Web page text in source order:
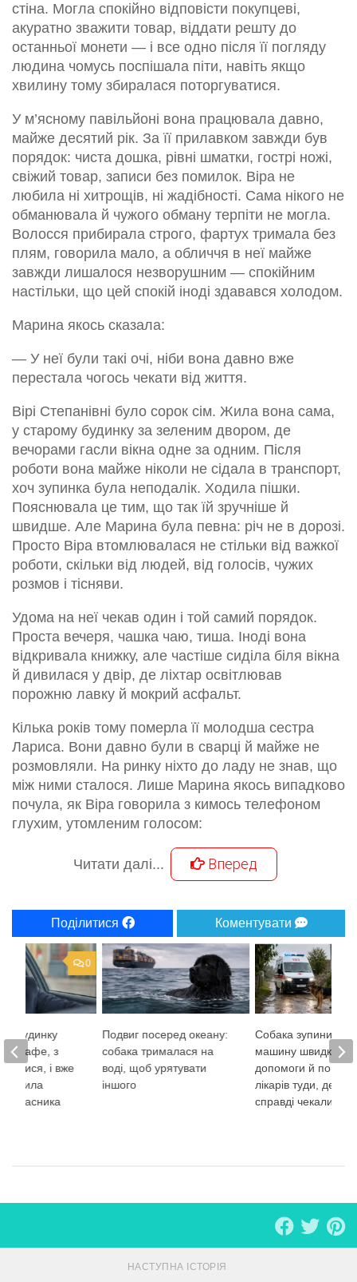
стіна. Могла спокійно відповісти покупцеві,
акуратно зважити товар, віддати решту до
останньої монети — і все одно після її погляду
людина чомусь поспішала піти, навіть якщо
хвилину тому збиралася поторгуватися.
У м’ясному павільйоні вона працювала давно,
майже десятий рік. За її прилавком завжди був
порядок: чиста дошка, рівні шматки, гострі ножі,
свіжий товар, записи без помилок. Віра не
любила ні хитрощів, ні жадібності. Сама нікого не
обманювала й чужого обману терпіти не могла.
Волосся прибирала строго, фартух тримала без
плям, говорила мало, а обличчя в неї майже
завжди лишалося незворушним — спокійним
настільки, що цей спокій іноді здавався холодом.
Марина якось сказала:
— У неї були такі очі, ніби вона давно вже
перестала чогось чекати від життя.
Вірі Степанівні було сорок сім. Жила вона сама,
у старому будинку за зеленим двором, де
вечорами гасли вікна одне за одним. Після
роботи вона майже ніколи не сідала в транспорт,
хоч зупинка була неподалік. Ходила пішки.
Пояснювала це тим, що так їй зручніше й
швидше. Але Марина була певна: річ не в дорозі.
Просто Віра втомлювалася не стільки від важкої
роботи, скільки від людей, від голосів, чужих
розмов і тісняви.
Удома на неї чекав один і той самий порядок.
Проста вечеря, чашка чаю, тиша. Іноді вона
відкривала книжку, але частіше сиділа біля вікна
й дивилася у двір, де ліхтар освітлював
порожню лавку й мокрий асфальт.
Кілька років тому померла її молодша сестра
Лариса. Вони давно були в сварці й майже не
розмовляли. На ринку ніхто до ладу не знав, що
між ними сталося. Лише Марина якось випадково
почула, як Віра говорила з кимось телефоном
глухим, утомленим голосом:
Читати далі... Вперед
Поділитися Коментувати
Подвиг посеред океану:
собака трималася на
воді, щоб урятувати
іншого
Собака зупинила
машину швидкої
допомоги й повела
лікарів туди, де на
справді чекали
0
кафе, з
і вже
власника
НАСТУПНА ІСТОРІЯ